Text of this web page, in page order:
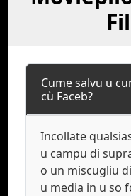
Cume salvu u
cù Faceb?
Incollate
u campu di
o un miscugliu
u media in u so